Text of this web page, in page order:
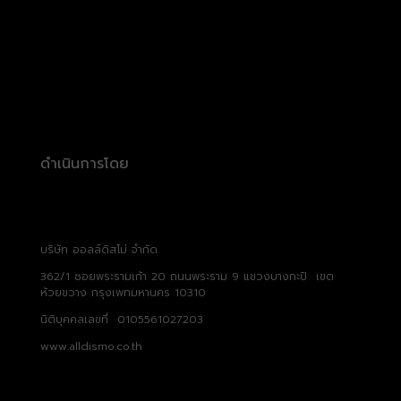
ดำเนินการโดย
บริษัท ออลล์ดิสโม่ จำกัด
362/1 ซอยพระรามเก้า 20 ถนนพระราม 9 แขวงบางกะปิ เขต
ห้วยขวาง กรุงเพทมหานคร 10310
นิติบุคคลเลขที่ 0105561027203
www.alldismo.co.th